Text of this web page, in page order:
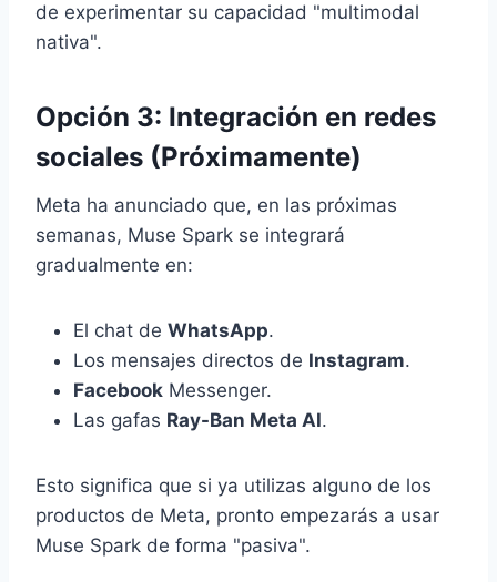
de experimentar su capacidad "multimodal
nativa".
Opción 3: Integración en redes
sociales (Próximamente)
Meta ha anunciado que, en las próximas
semanas, Muse Spark se integrará
gradualmente en:
El chat de WhatsApp.
Los mensajes directos de Instagram.
Facebook Messenger.
Las gafas Ray-Ban Meta AI.
Esto significa que si ya utilizas alguno de los
productos de Meta, pronto empezarás a usar
Muse Spark de forma "pasiva".